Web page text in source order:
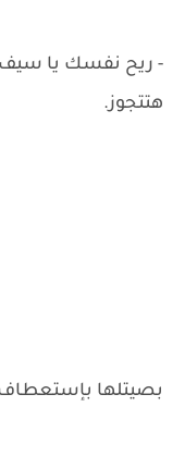
- ريح نفسك يا سيف
هتتجوز.
بصيتلها